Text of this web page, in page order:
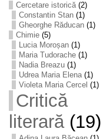
Cercetare istorică(2)
Constantin Stan(1)
Gheorghe Răducan(1)
Chimie(5)
Lucia Moroșan(1)
Maria Tudorache(1)
Nadia Breazu(1)
Udrea Maria Elena(1)
Violeta Maria Cercel (1)
Critică
literară(19)